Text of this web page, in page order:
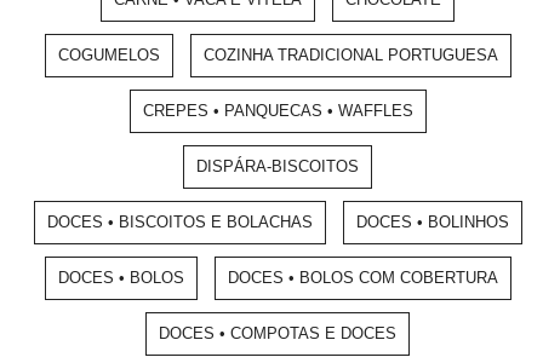
COGUMELOS COZINHA TRADICIONAL PORTUGUESA
CREPES • PANQUECAS • WAFFLES
DISPÁRA-BISCOITOS
DOCES • BISCOITOS E BOLACHAS DOCES • BOLINHOS
DOCES • BOLOS DOCES • BOLOS COM COBERTURA
DOCES • COMPOTAS E DOCES